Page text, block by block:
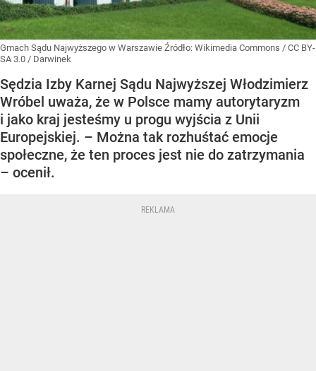
Gmach Sądu Najwyższego w Warszawie Źródło: Wikimedia Commons / CC BY-
SA 3.0 / Darwinek
Sędzia Izby Karnej Sądu Najwyższej Włodzimierz
Wróbel uważa, że w Polsce mamy autorytaryzm
i jako kraj jesteśmy u progu wyjścia z Unii
Europejskiej. – Można tak rozhuśtać emocje
społeczne, że ten proces jest nie do zatrzymania
– ocenił.